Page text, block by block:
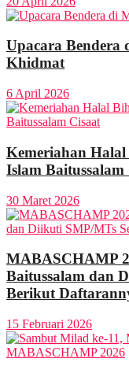
Upacara Bendera
Khidmat
6 April 2026
Kemeriahan
Islam Baitussalam
30 Maret 2026
MABASCHAMP
Baitussalam dan
Berikut
15 Februari 2026